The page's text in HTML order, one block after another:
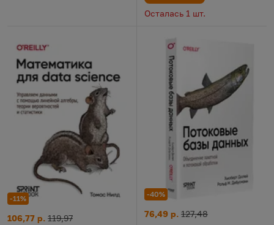
Осталась 1 шт.
-11%
Математика для Data Science. Управляем данными с
Цена:
106,77 р.
Старая цена:
119,97
-40%
Потоковые базы данных
Цена:
76,49 р.
Старая цена:
127,48